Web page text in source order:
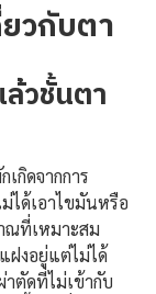
วกับตา
วชั้นตา
กิดจากการ
ได้เอาไขมันหรือ
ณที่เหมาะสม
ฝงอยู่แต่ไม่ได้
าตัดที่ไม่เข้ากับ